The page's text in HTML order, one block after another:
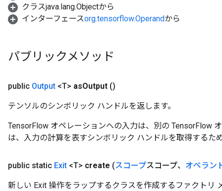
クラスjava.lang.Objectから
インターフェースorg.tensorflow.Operandから
パブリックメソッド
public Output <T> asOutput ()
テンソルのシンボリック ハンドルを返します。
TensorFlow オペレーションへの入力は、別の TensorFlow
は、入力の計算を表すシンボリック ハンドルを取得するた
public static Exit <T> create (スコープスコープ、 オペラン
新しい Exit 操作をラップするクラスを作成するファクトリ